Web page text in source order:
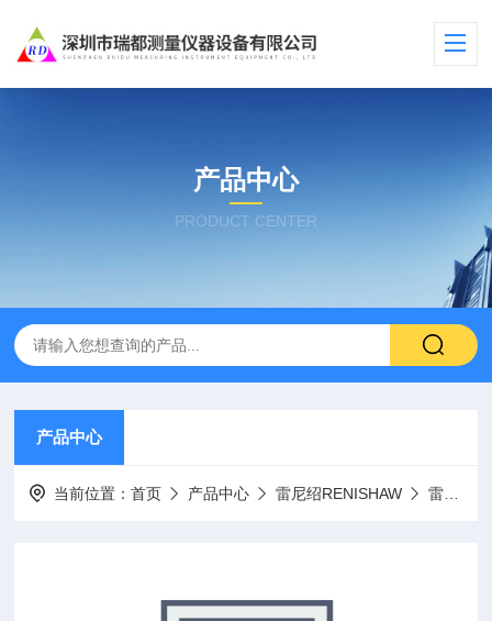
产品中心
PRODUCT CENTER
产品中心
当前位置：首页 产品中心 雷尼绍RENISHAW 雷尼绍红宝石测针